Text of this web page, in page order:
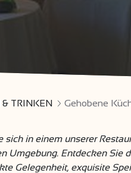
& TRINKEN Gehobene
sich in einem unserer
Umgebung. Entdecken Sie
Gelegenheit, exquisite